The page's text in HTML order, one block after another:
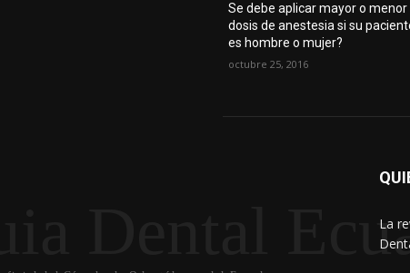
Se debe aplicar mayor o menor
dosis de anestesia si su
es hombre o mujer?
octubre 25, 2016
Dental
La